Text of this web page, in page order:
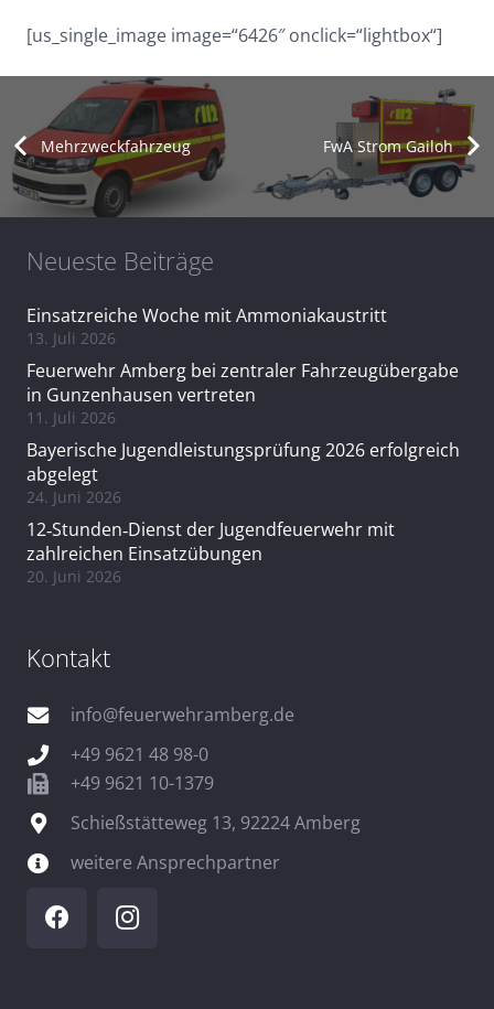
[us_single_image image=“6426″ onclick=“lightbox“]
Mehrzweckfahrzeug FwA Strom Gailoh
Neueste Beiträge
Einsatzreiche Woche mit Ammoniakaustritt
13. Juli 2026
Feuerwehr Amberg bei zentraler Fahrzeugübergabe
in Gunzenhausen vertreten
11. Juli 2026
Bayerische Jugendleistungsprüfung 2026 erfolgreich
abgelegt
24. Juni 2026
12‑Stunden‑Dienst der Jugendfeuerwehr mit
zahlreichen Einsatzübungen
20. Juni 2026
Kontakt
info@feuerwehramberg.de
+49 9621 48 98-0
+49 9621 10-1379
Schießstätteweg 13, 92224 Amberg
weitere Ansprechpartner